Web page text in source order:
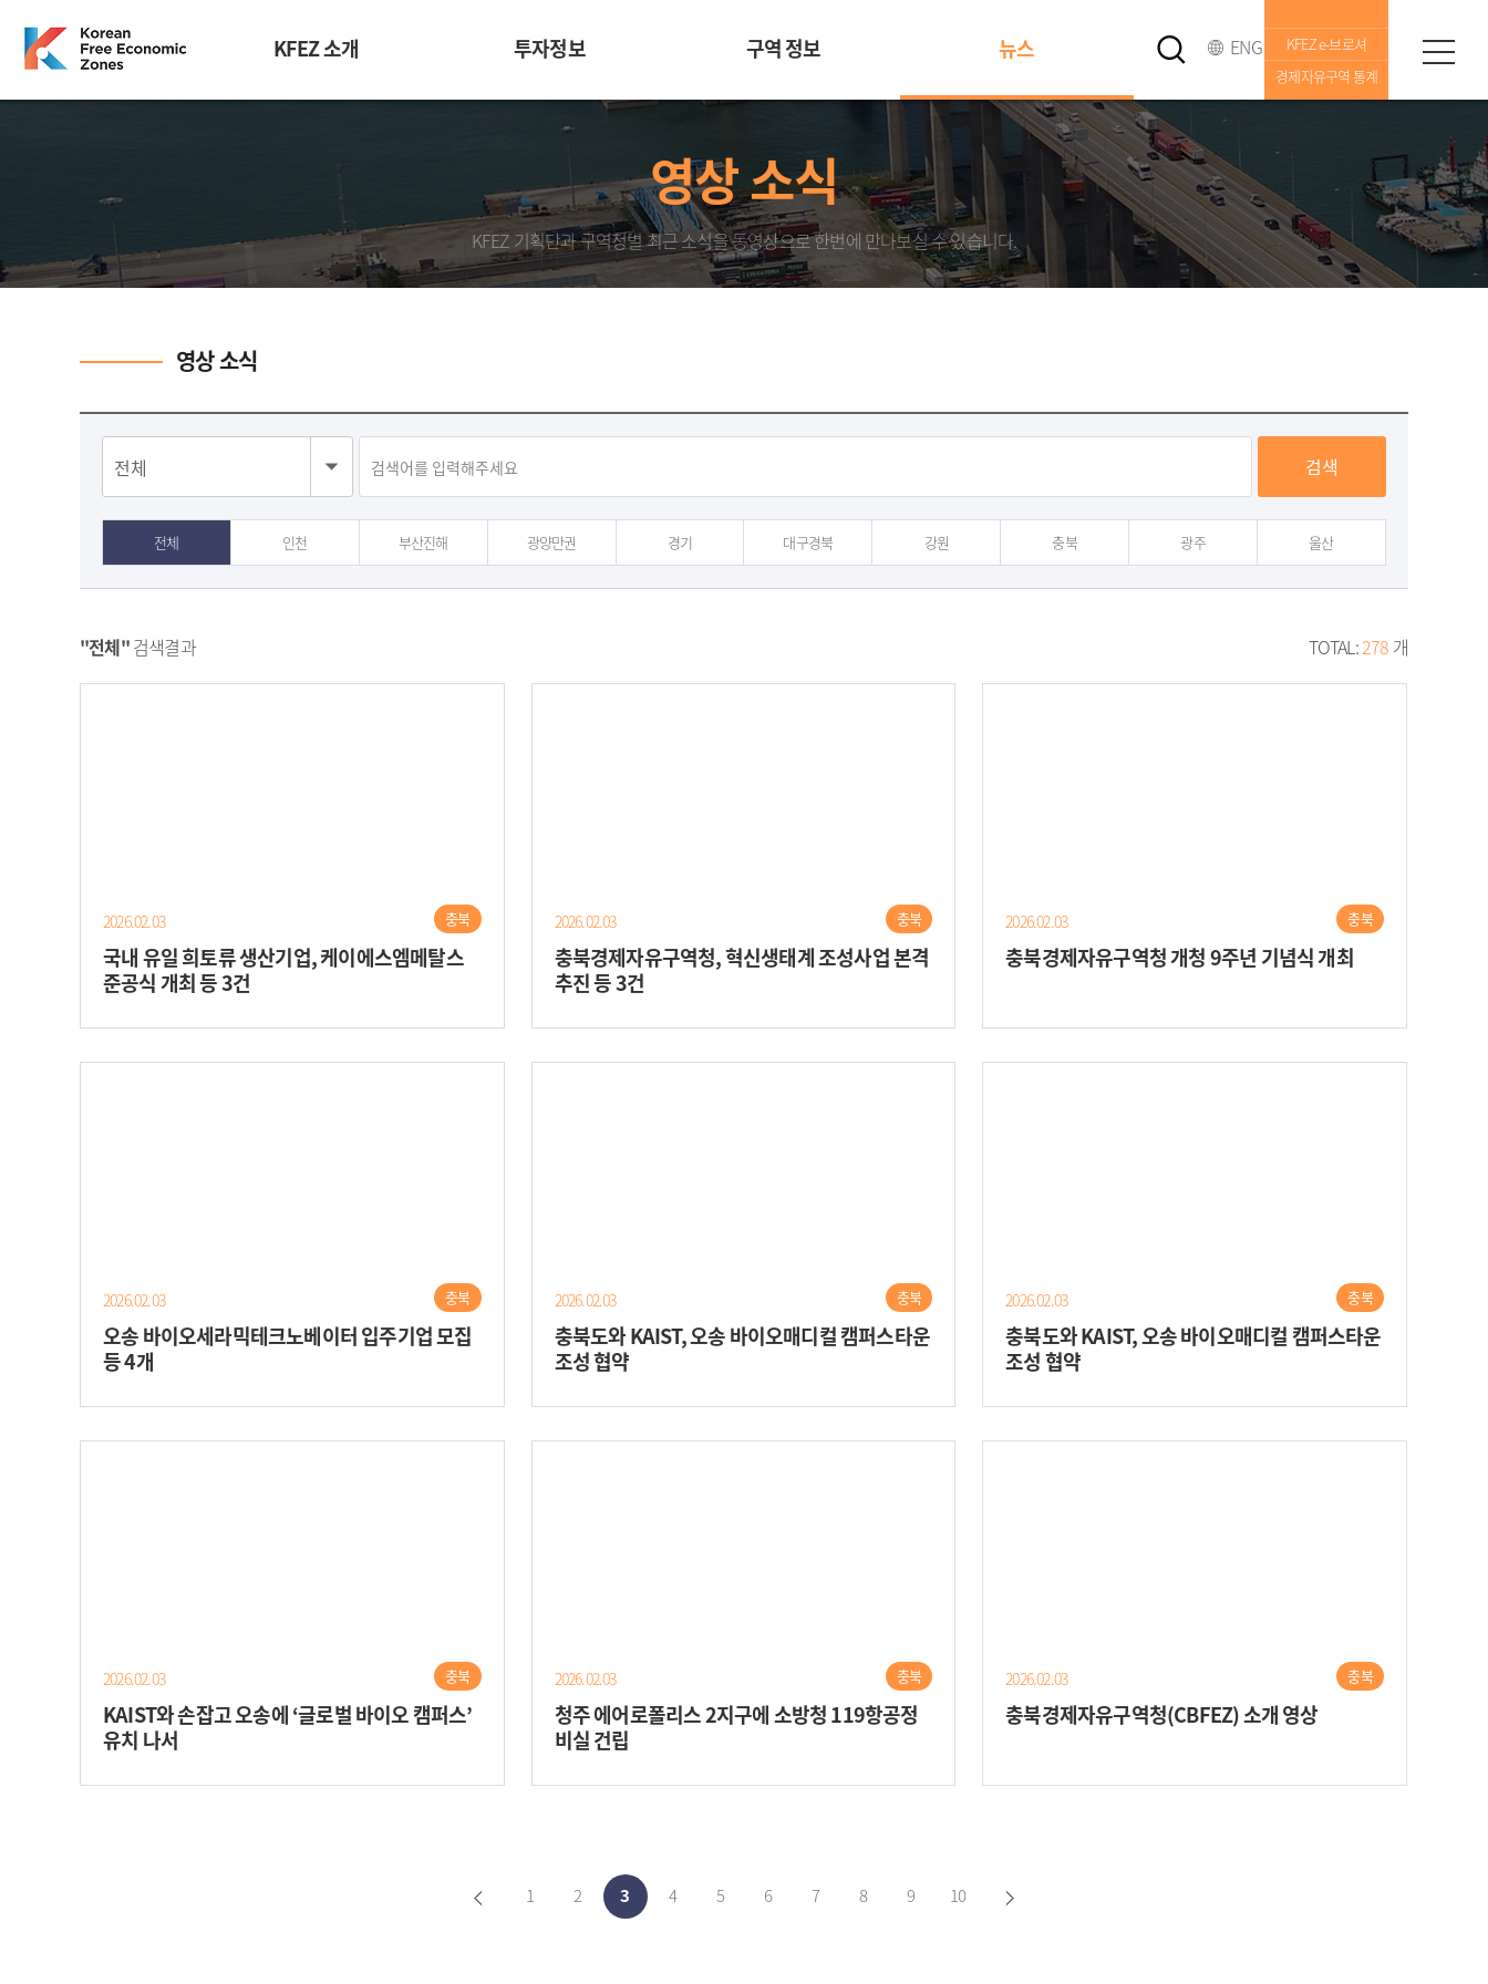
ENG
KFEZ e-브로셔
경제자유구역 통계
KFEZ 소개 투자정보 구역 정보 뉴스
영상 소식
KFEZ 기획단과 구역청별 최근 소식을 동영상으로 한번에 만나보실 수 있습니다.
영상 소식
검색
전체 인천 부산진해 광양만권 경기 대구경북 강원 충북 광주 울산
"전체"검색결과 TOTAL:278 개
국내 유일 희토류 생산기업, 케이에스엠메탈스
준공식 개최 등 3건
충북
2026.02.03
충북경제자유구역청, 혁신생태계 조성사업 본격
추진 등 3건
충북
2026.02.03
충북경제자유구역청 개청 9주년 기념식 개최
충북
2026.02.03
오송 바이오세라믹테크노베이터 입주기업 모집
등 4개
충북
2026.02.03
충북도와 KAIST, 오송 바이오매디컬 캠퍼스타운
조성 협약
충북
2026.02.03
충북도와 KAIST, 오송 바이오매디컬 캠퍼스타운
조성 협약
충북
2026.02.03
KAIST와 손잡고 오송에 ‘글로벌 바이오 캠퍼스’
유치 나서
충북
2026.02.03
청주 에어로폴리스 2지구에 소방청 119항공정
비실 건립
충북
2026.02.03
충북경제자유구역청(CBFEZ) 소개 영상
충북
2026.02.03
1 2 3 4 5 6 7 8 9 10